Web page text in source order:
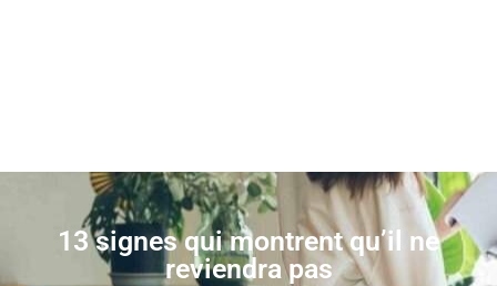
13 signes qui montrent qu’il ne
reviendra pas